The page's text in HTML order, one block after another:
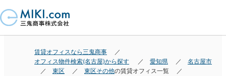
賃貸オフィスなら三鬼商事
オフィス物件検索(名古屋)から探す
愛知県
名古屋市
東区
東区その他の賃貸オフィス一覧